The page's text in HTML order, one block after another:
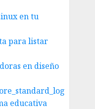
en tu
para listar
en diseño
educativa